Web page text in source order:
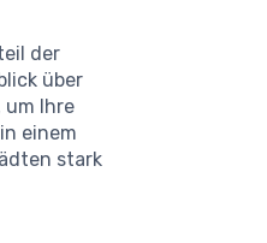
der
über
um Ihre
einem
stark